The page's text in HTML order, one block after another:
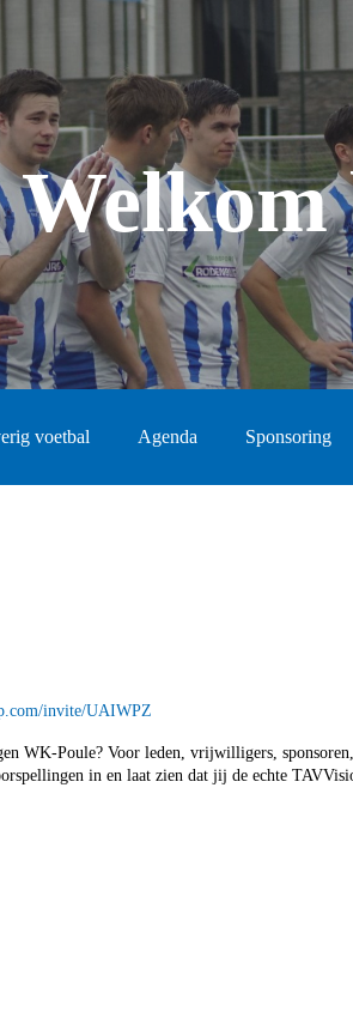
voetbal Agenda Sponsoring
invite/UAIWPZ
WK-Poule? Voor leden, vrijwilligers, sponsoren,
in en laat zien dat jij de echte